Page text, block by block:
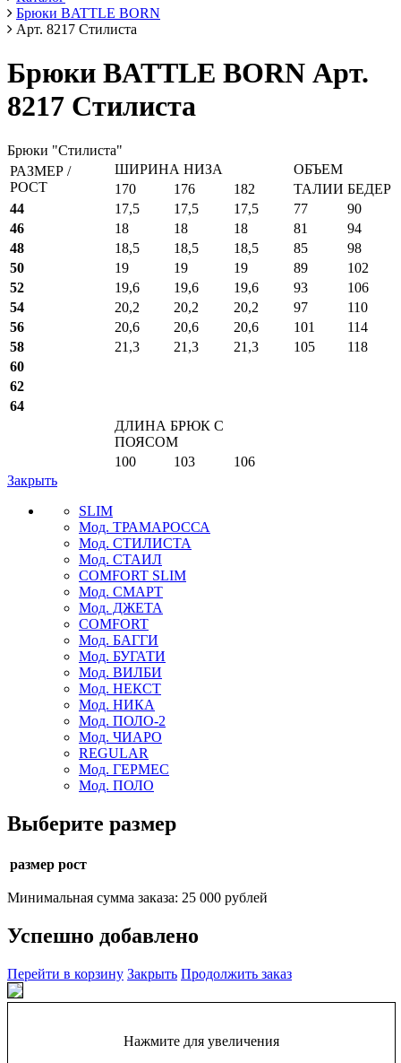
Брюки BATTLE BORN
Арт. 8217 Стилиста
Брюки BATTLE BORN Арт.
8217 Стилиста
Брюки "Стилиста"
РАЗМЕР /
РОСТ
ШИРИНА НИЗА
ОБЪЕМ
170
176 182 ТАЛИИ БЕДЕР
44
17,5 17,5 17,5 77
90
46
18 18 18 81
94
48
18,5 18,5 18,5 85
98
50
19 19 19 89
102
52
19,6 19,6 19,6 93
106
54
20,2 20,2 20,2 97
110
56
20,6 20,6 20,6 101
114
58
21,3 21,3 21,3 105
118
60
62
64
ДЛИНА БРЮК С
ПОЯСОМ
100
103
106
Закрыть
SLIM
Мод. ТРАМАРОССА
Мод. СТИЛИСТА
Мод. СТАИЛ
COMFORT SLIM
Мод. СМАРТ
Мод. ДЖЕТА
COMFORT
Мод. БАГГИ
Мод. БУГАТИ
Мод. ВИЛБИ
Мод. НЕКСТ
Мод. НИКА
Мод. ПОЛО-2
Мод. ЧИАРО
REGULAR
Мод. ГЕРМЕС
Мод. ПОЛО
Выберите размер
размер рост
Минимальная сумма заказа: 25 000 рублей
Успешно добавлено
Перейти в корзину Закрыть Продолжить заказ
Нажмите для увеличения